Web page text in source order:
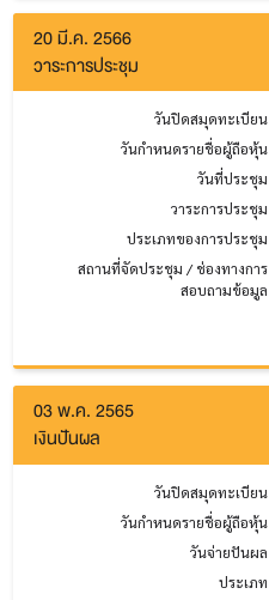
20 มี.ค. 2566
วาระการประชุม
วันปิดสมุดทะเบียน
วันกำหนดรายชื่อผู้ถือหุ้น
วันที่ประชุม
วาระการประชุม
ประเภทของการประชุม
สถานที่จัดประชุม / ช่องทางการ
สอบถามข้อมูล
03 พ.ค. 2565
เงินปันผล
วันปิดสมุดทะเบียน
วันกำหนดรายชื่อผู้ถือหุ้น
วันจ่ายปันผล
ประเภท